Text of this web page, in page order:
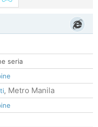
seria
, Metro Manila